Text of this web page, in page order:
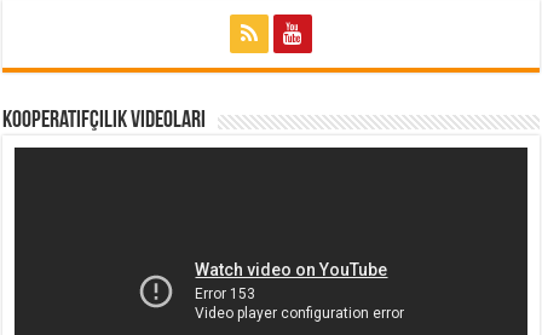
Kooperatifçilik Videoları